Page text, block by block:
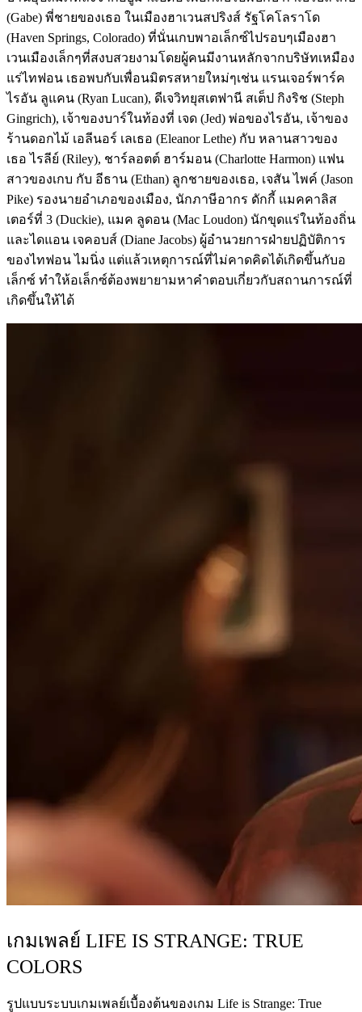
(Gabe) พี่ชายของเธอ ในเมืองฮาเวนสปริงส์ รัฐโคโลราโด
(Haven Springs, Colorado) ที่นั่นเกบพาอเล็กซ์ไปรอบๆเมืองฮา
เวนเมืองเล็กๆที่สงบสวยงามโดยผู้คนมีงานหลักจากบริษัทเหมือง
แร่ไทฟอน เธอพบกับเพื่อนมิตรสหายใหม่ๆเช่น แรนเจอร์พาร์ค
ไรอัน ลูแคน (Ryan Lucan), ดีเจวิทยุสเตฟานี สเต็ป กิงริช (Steph
Gingrich), เจ้าของบาร์ในท้องที่ เจด (Jed) พ่อของไรอัน, เจ้าของ
ร้านดอกไม้ เอลีนอร์ เลเธอ (Eleanor Lethe) กับ หลานสาวของ
เธอ ไรลีย์ (Riley), ชาร์ลอตต์ ฮาร์มอน (Charlotte Harmon) แฟน
สาวของเกบ กับ อีธาน (Ethan) ลูกชายของเธอ, เจสัน ไพค์ (Jason
Pike) รองนายอำเภอของเมือง, นักภาษีอากร ดักกี้ แมคคาลิส
เตอร์ที่ 3 (Duckie), แมค ลูดอน (Mac Loudon) นักขุดแร่ในท้องถิ่น
และไดแอน เจคอบส์ (Diane Jacobs) ผู้อำนวยการฝ่ายปฏิบัติการ
ของไทฟอน ไมนิ่ง แต่แล้วเหตุการณ์ที่ไม่คาดคิดได้เกิดขึ้นกับอ
เล็กซ์ ทำให้อเล็กซ์ต้องพยายามหาคำตอบเกี่ยวกับสถานการณ์ที่
เกิดขึ้นให้ได้
เกมเพลย์ LIFE IS STRANGE: TRUE
COLORS
รูปแบบระบบเกมเพลย์เบื้องต้นของเกม Life is Strange: True